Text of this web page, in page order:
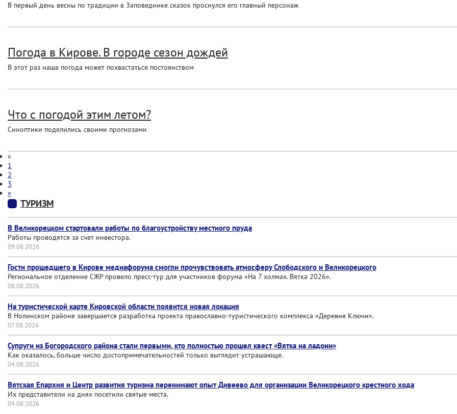
В первый день весны по традиции в Заповеднике сказок проснулся его главный персонаж
Погода в Кирове. В городе сезон дождей
В этот раз наша погода может похвастаться постоянством
Что с погодой этим летом?
Синоптики поделились своими прогнозами
«
1
2
3
»
ТУРИЗМ
В Великорецком стартовали работы по благоустройству местного пруда
Работы проводятся за счет инвестора.
09.08.2026
Гости прошедшего в Кирове медиафорума смогли прочувствовать атмосферу Слободского и Великорецкого
Региональное отделение СЖР провело пресс-тур для участников форума «На 7 холмах. Вятка 2026».
08.08.2026
На туристической карте Кировской области появится новая локация
В Нолинском районе завершается разработка проекта православно-туристического комплекса «Деревня Ключи».
07.08.2026
Супруги из Богородского района стали первыми, кто полностью прошел квест «Вятка на ладони»
Как оказалось, больше число достопримечательностей только выглядит устрашающе.
04.08.2026
Вятская Епархия и Центр развития туризма перенимают опыт Дивеево для организации Великорецкого крестного хода
Их представители на днях посетили святые места.
04.08.2026